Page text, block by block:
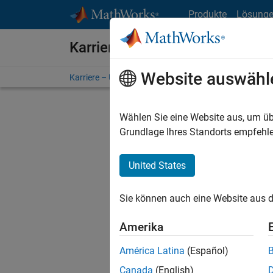
Produkte
Karriere bei MathWorks
Karriere – Übersicht Stellensuche
FILTER:
Stellen
Es
Region
Website
Wählen Sie eine Website aus, um
Grundlage Ihres Standorts
United States
Sie können auch eine Website aus
Amerika
América Latina (Español)
Canada (English)